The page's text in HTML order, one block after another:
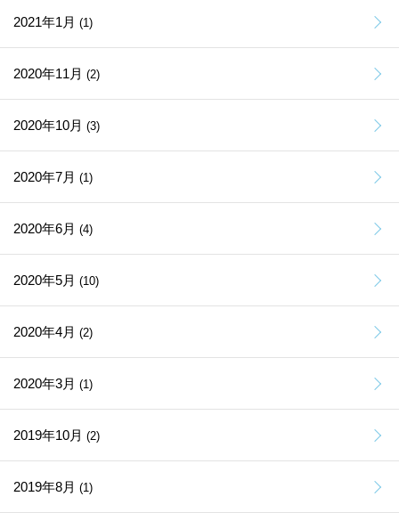
2021年1月 (1)
2020年11月 (2)
2020年10月 (3)
2020年7月 (1)
2020年6月 (4)
2020年5月 (10)
2020年4月 (2)
2020年3月 (1)
2019年10月 (2)
2019年8月 (1)